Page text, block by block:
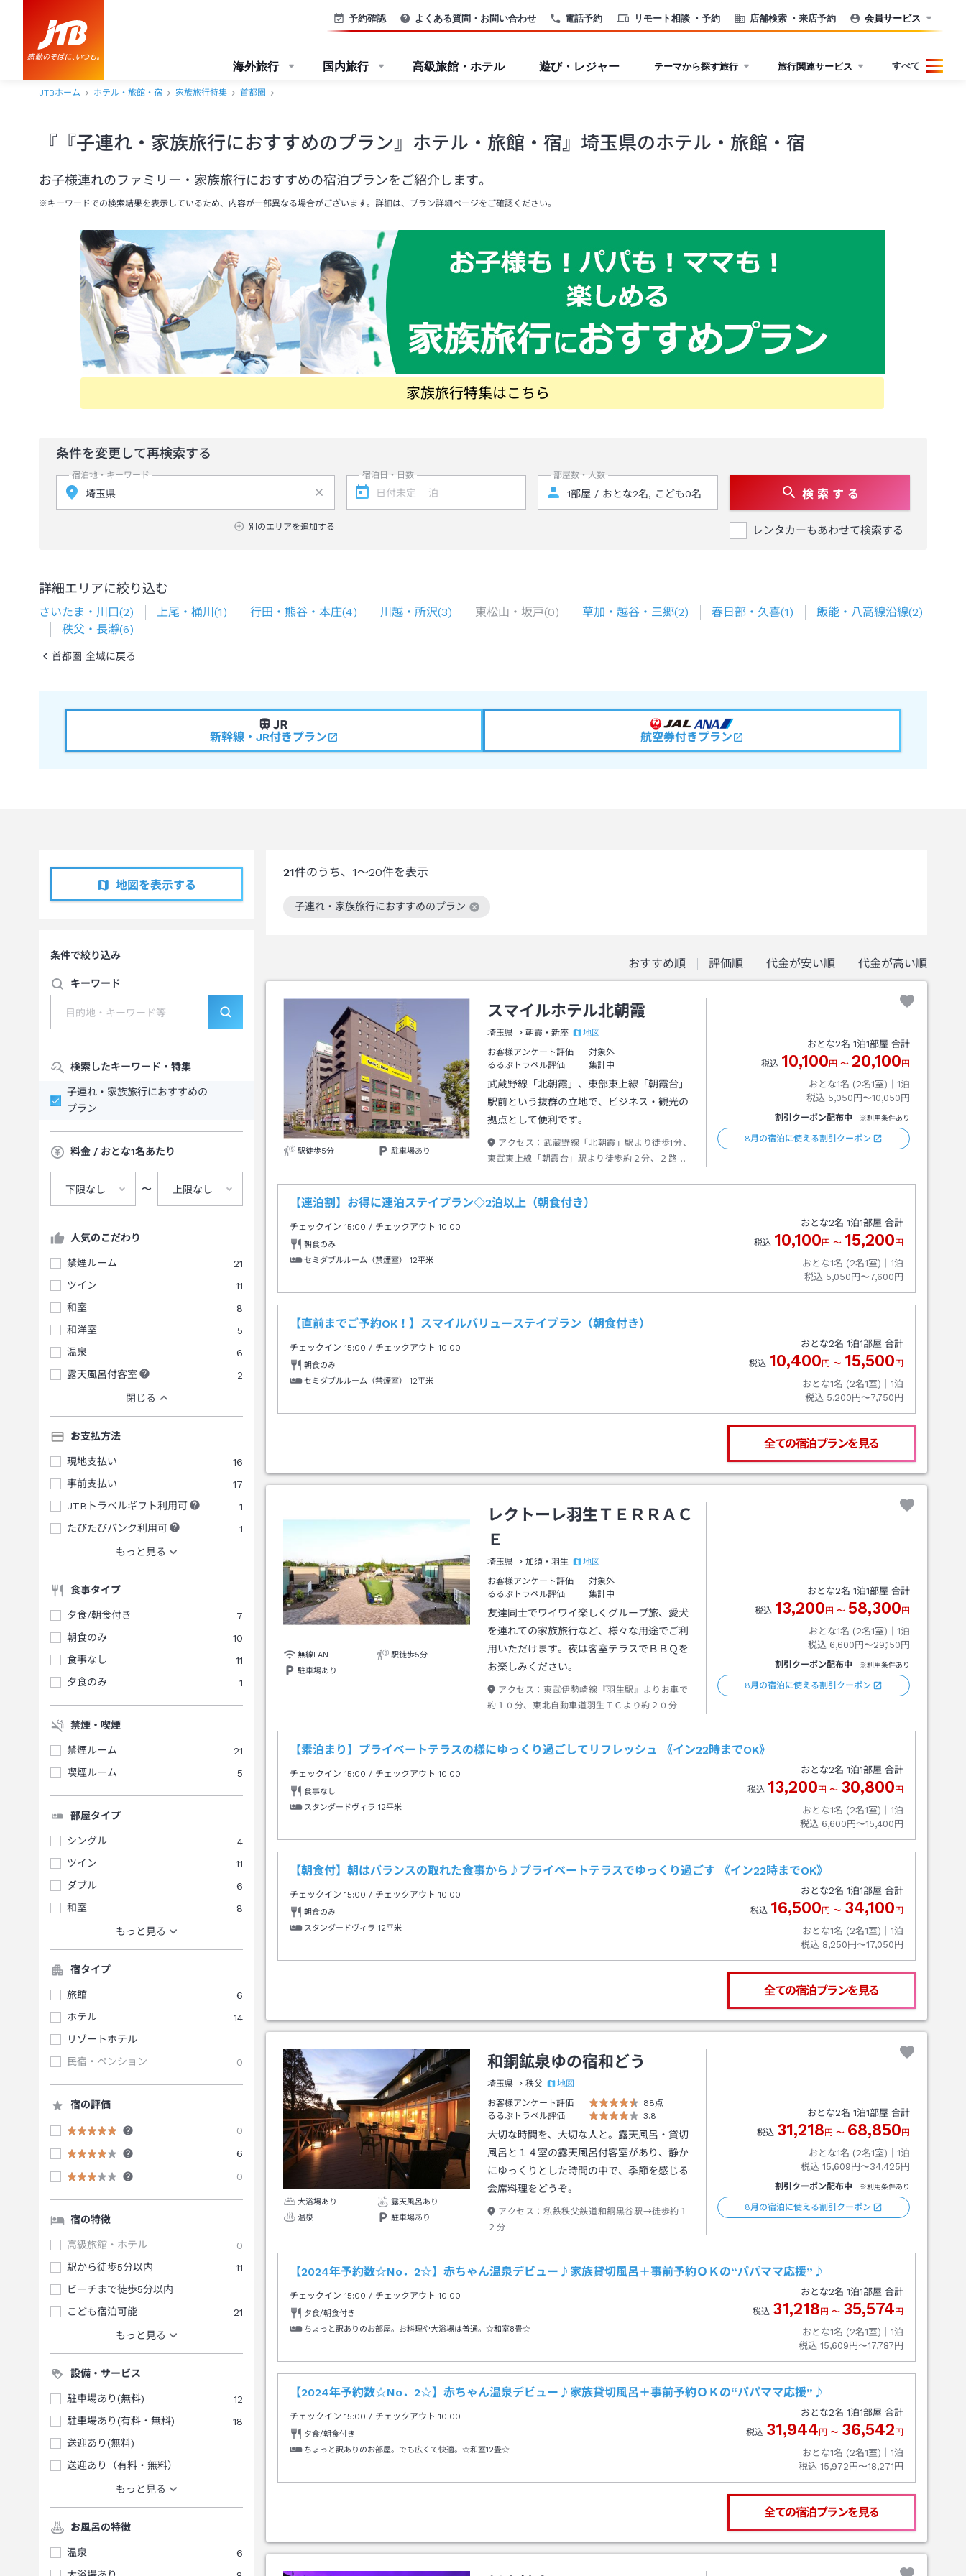
電話予約 リモート相談 ・予約 店舗検索 ・来店予約
予約確認 よくある質問・お問い合わせ 会員サービス
海外旅行 国内旅行 高級旅館・ホテル 遊び・レジャー テーマから探す旅行 旅行関連サービス すべて
JTBホーム ホテル・旅館・宿 家族旅行特集 首都圏
『『子連れ・家族旅行におすすめのプラン』ホテル・旅館・宿』埼玉県のホテル・旅館・宿
お子様連れのファミリー・家族旅行におすすめの宿泊プランをご紹介します。
※キーワードでの検索結果を表示しているため、内容が一部異なる場合がございます。詳細は、プラン詳細ページをご確認ください。
家族旅行特集はこちら
条件を変更して再検索する
宿泊地・キーワード
別のエリアを追加する
宿泊日・日数 部屋数・人数
検 索 す る
レンタカーもあわせて検索する
詳細エリアに絞り込む
さいたま・川口(2) 上尾・桶川(1) 行田・熊谷・本庄(4) 川越・所沢(3) 東松山・坂戸(0) 草加・越谷・三郷(2) 春日部・久喜(1) 飯能・八高線沿線(2)
秩父・長瀞(6)
首都圏 全域に戻る
新幹線・JR付きプラン 航空券付きプラン
地図を表示する
条件で絞り込み
キーワード
検索したキーワード・特集
子連れ・家族旅行におすすめの
プラン
料金 / おとな1名あたり
下限なし 〜 上限なし
人気のこだわり
禁煙ルーム
21
ツイン
11
和室
8
和洋室
5
温泉
6
露天風呂付客室
2
閉じる
お支払方法
現地支払い
16
事前支払い
17
JTBトラベルギフト利用可
1
たびたびバンク利用可
1
もっと見る
食事タイプ
夕食/朝食付き
7
朝食のみ
10
食事なし
11
夕食のみ
1
禁煙・喫煙
禁煙ルーム
21
喫煙ルーム
5
部屋タイプ
シングル
4
ツイン
11
ダブル
6
和室
8
もっと見る
宿タイプ
旅館
6
ホテル
14
リゾートホテル
民宿・ペンション
0
宿の評価
0
6
0
宿の特徴
高級旅館・ホテル
0
駅から徒歩5分以内
11
ビーチまで徒歩5分以内
こども宿泊可能
21
もっと見る
設備・サービス
駐車場あり(無料)
12
駐車場あり(有料・無料)
18
送迎あり(無料)
送迎あり（有料・無料）
もっと見る
お風呂の特徴
温泉
6
21件のうち、 1～20件を表示
子連れ・家族旅行におすすめのプラン
この絞り込み条件を解除
おすすめ順 評価順 代金が安い順 代金が高い順
駅徒歩5分 駐車場あり
スマイルホテル北朝霞
埼玉県 朝霞・新座
地図
お客様アンケート評価
対象外
るるぶトラベル評価
集計中
武蔵野線「北朝霞」、東部東上線「朝霞台」
駅前という抜群の立地で、ビジネス・観光の
拠点として便利です。
アクセス： 武蔵野線「北朝霞」駅より徒歩1分、
東武東上線「朝霞台」駅より徒歩約２分、２路線
おとな2名 1泊1部屋 合計
税込 10,100 円 〜 20,100 円
おとな1名 (2名1室)｜ 1泊
税込 5,050円〜10,050円
割引クーポン配布中 ※利用条件あり
8月の宿泊に使える割引クーポン
【連泊割】お得に連泊ステイプラン◇2泊以上（朝食付き）
チェックイン15:00 / チェックアウト 10:00
朝食のみ
セミダブルルーム（禁煙室）
12平米
おとな2名 1泊1部屋 合計
税込 10,100 円 〜 15,200 円
おとな1名 (2名1室)｜ 1泊
税込 5,050円〜7,600円
【直前までご予約OK！】スマイルバリューステイプラン（朝食付き）
チェックイン15:00 / チェックアウト 10:00
朝食のみ
セミダブルルーム（禁煙室）
12平米
おとな2名 1泊1部屋 合計
税込 10,400 円 〜 15,500 円
おとな1名 (2名1室)｜ 1泊
税込 5,200円〜7,750円
全ての宿泊プランを見る
無線LAN
駅徒歩5分
駐車場あり
レクトーレ羽生ＴＥＲＲＡＣ
Ｅ
埼玉県 加須・羽生
地図
お客様アンケート評価
対象外
るるぶトラベル評価
集計中
友達同士でワイワイ楽しくグループ旅、愛犬
を連れての家族旅行など、様々な用途でご利
用いただけます。夜は客室テラスでＢＢＱを
お楽しみください。
アクセス： 東武伊勢崎線『羽生駅』よりお車で
約１０分、東北自動車道羽生ＩＣより約２０分
おとな2名 1泊1部屋 合計
税込 13,200 円 〜 58,300 円
おとな1名 (2名1室)｜ 1泊
税込 6,600円〜29,150円
割引クーポン配布中 ※利用条件あり
8月の宿泊に使える割引クーポン
【素泊まり】プライベートテラスの様にゆっくり過ごしてリフレッシュ 《イン22時までOK》
チェックイン15:00 / チェックアウト 10:00
食事なし
スタンダードヴィラ 12平米
おとな2名 1泊1部屋 合計
税込 13,200 円 〜 30,800 円
おとな1名 (2名1室)｜ 1泊
税込 6,600円〜15,400円
【朝食付】朝はバランスの取れた食事から♪プライベートテラスでゆっくり過ごす 《イン22時までOK》
チェックイン15:00 / チェックアウト 10:00
朝食のみ
スタンダードヴィラ 12平米
おとな2名 1泊1部屋 合計
税込 16,500 円 〜 34,100 円
おとな1名 (2名1室)｜ 1泊
税込 8,250円〜17,050円
全ての宿泊プランを見る
大浴場あり
露天風呂あり
温泉
駐車場あり
和銅鉱泉ゆの宿和どう
埼玉県 秩父
地図
お客様アンケート評価
88点
るるぶトラベル評価
3.8
大切な時間を、大切な人と。露天風呂・貸切
風呂と１４室の露天風呂付客室があり、静か
にゆっくりとした時間の中で、季節を感じる
会席料理をどうぞ。
アクセス： 私鉄秩父鉄道和銅黒谷駅→徒歩約１
２分
おとな2名 1泊1部屋 合計
税込 31,218 円 〜 68,850 円
おとな1名 (2名1室)｜ 1泊
税込 15,609円〜34,425円
割引クーポン配布中 ※利用条件あり
8月の宿泊に使える割引クーポン
【2024年予約数☆No．2☆】赤ちゃん温泉デビュー♪家族貸切風呂＋事前予約ＯＫの“パパママ応援”♪
チェックイン15:00 / チェックアウト 10:00
夕食/朝食付き
ちょっと訳ありのお部屋。お料理や大浴場は普通。☆和室8畳☆
おとな2名 1泊1部屋 合計
税込 31,218 円 〜 35,574 円
おとな1名 (2名1室)｜ 1泊
税込 15,609円〜17,787円
【2024年予約数☆No．2☆】赤ちゃん温泉デビュー♪家族貸切風呂＋事前予約ＯＫの“パパママ応援”♪
チェックイン15:00 / チェックアウト 10:00
夕食/朝食付き
ちょっと訳ありのお部屋。でも広くて快適。☆和室12畳☆
おとな2名 1泊1部屋 合計
税込 31,944 円 〜 36,542 円
おとな1名 (2名1室)｜ 1泊
税込 15,972円〜18,271円
全ての宿泊プランを見る